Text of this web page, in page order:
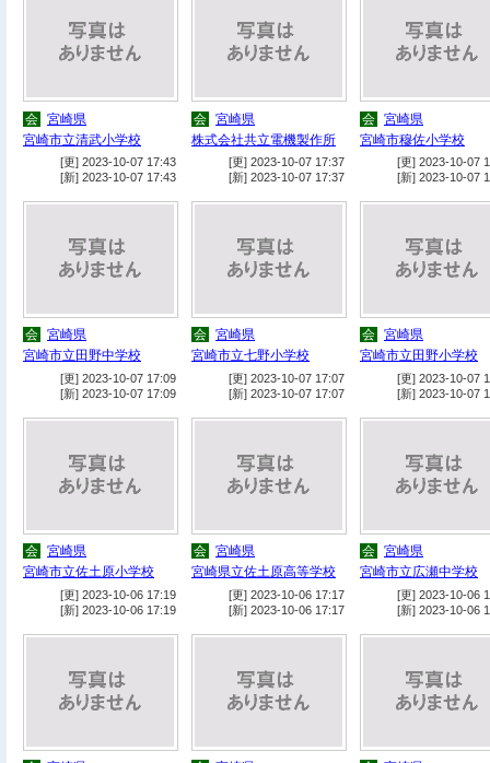
会 宮崎県
宮崎市立清武小学校
[更] 2023-10-07 17:43
[新] 2023-10-07 17:43
会 宮崎県
株式会社共立電機製作所
[更] 2023-10-07 17:37
[新] 2023-10-07 17:37
会 宮崎県
宮崎市穆佐小学校
[更] 2023-10-07
[新] 2023-10-07
会 宮崎県
宮崎市立田野中学校
[更] 2023-10-07 17:09
[新] 2023-10-07 17:09
会 宮崎県
宮崎市立七野小学校
[更] 2023-10-07 17:07
[新] 2023-10-07 17:07
会 宮崎県
宮崎市立田野小学校
[更] 2023-10-07
[新] 2023-10-07
会 宮崎県
宮崎市立佐土原小学校
[更] 2023-10-06 17:19
[新] 2023-10-06 17:19
会 宮崎県
宮崎県立佐土原高等学校
[更] 2023-10-06 17:17
[新] 2023-10-06 17:17
会 宮崎県
宮崎市立広瀬中学校
[更] 2023-10-06
[新] 2023-10-06